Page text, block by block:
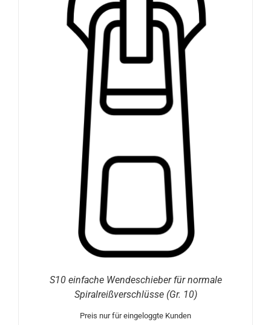
S10 einfache Wendeschieber für normale
Spiralreißverschlüsse (Gr. 10)
Preis nur für eingeloggte Kunden